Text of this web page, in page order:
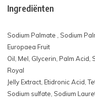
Ingrediënten
Sodium Palmate , Sodium
Europaea Fruit
Oil, Mel, Glycerin, Palm Acid,
Royal
Jelly Extract, Etidronic Acid,
Sodium sulfate, Sodium